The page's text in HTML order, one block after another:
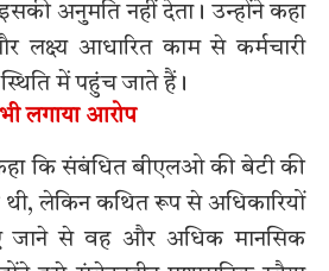
अनुमति नहीं देता। उन्होंने कहा
लक्ष्य आधारित काम से कर्मचारी
में पहुंच जाते हैं।
लगाया आरोप
कि संबंधित बीएलओ की बेटी की
थी, लेकिन कथित रूप से अधिकारियों
जाने से वह और अधिक मानसिक